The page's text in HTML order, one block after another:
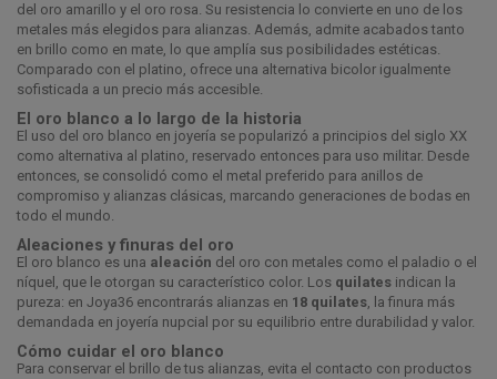
del oro amarillo y el oro rosa. Su resistencia lo convierte en uno de los
metales más elegidos para alianzas. Además, admite acabados tanto
en brillo como en mate, lo que amplía sus posibilidades estéticas.
Comparado con el platino, ofrece una alternativa bicolor igualmente
sofisticada a un precio más accesible.
El oro blanco a lo largo de la historia
El uso del oro blanco en joyería se popularizó a principios del siglo XX
como alternativa al platino, reservado entonces para uso militar. Desde
entonces, se consolidó como el metal preferido para anillos de
compromiso y alianzas clásicas, marcando generaciones de bodas en
todo el mundo.
Aleaciones y finuras del oro
El oro blanco es una aleación del oro con metales como el paladio o el
níquel, que le otorgan su característico color. Los quilates indican la
pureza: en Joya36 encontrarás alianzas en 18 quilates, la finura más
demandada en joyería nupcial por su equilibrio entre durabilidad y valor.
Cómo cuidar el oro blanco
Para conservar el brillo de tus alianzas, evita el contacto con productos